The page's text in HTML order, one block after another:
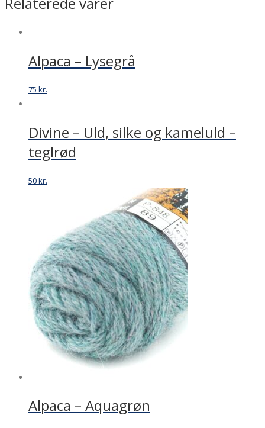
Alpaca – Lysegrå
75 kr.
Divine – Uld, silke og kameluld –
teglrød
50kr.
Alpaca – Aquagrøn